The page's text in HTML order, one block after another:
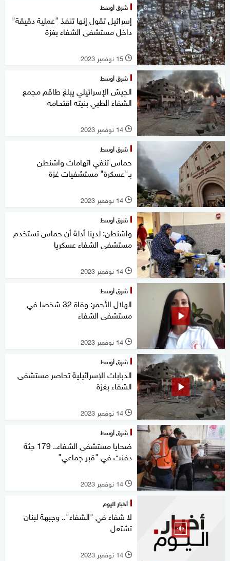
شرق أوسط
إسرائيل تقول إنها تنفذ "عملية دقيقة"
داخل مستشفى الشفاء بغزة
l 15 نوفمبر 2023
شرق أوسط
الجيش الإسرائيلي يبلغ طاقم مجمع
الشفاء الطبي بنيته اقتحامه
l 14 نوفمبر 2023
شرق أوسط
حماس تنفي اتهامات واشنطن
بـ"عسكرة" مستشفيات غزة
l 14 نوفمبر 2023
شرق أوسط
واشنطن: لدينا أدلة أن حماس تستخدم
مستشفى الشفاء عسكريا
l 14 نوفمبر 2023
شرق أوسط
الهلال الأحمر: وفاة 32 شخصا في
مستشفى الشفاء
l 14 نوفمبر 2023
شرق أوسط
الدبابات الإسرائيلية تحاصر مستشفى
الشفاء بغزة
l 14 نوفمبر 2023
شرق أوسط
ضحايا مستشفى الشفاء.. 179 جثة
دفنت في "قبر جماعي"
l 14 نوفمبر 2023
أخبار اليوم
لا شفاء في "الشفاء".. وجبهة لبنان
تشتعل
l 14 نوفمبر 2023